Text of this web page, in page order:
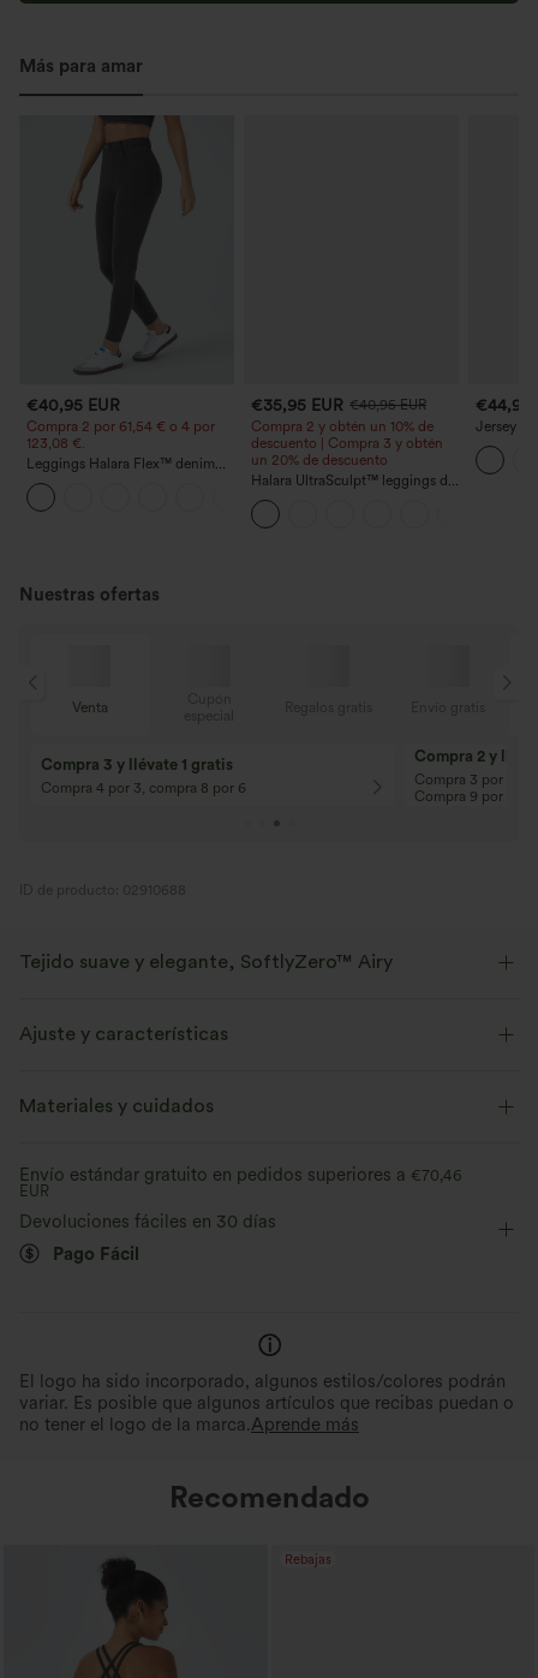
Más para amar
€40,95 EUR
Compra 2 por 61,54 € o 4 por
123,08 €.
Leggings Halara Flex™ denim
elásticos de tiro alto con
bolsillos
€35,95 EUR €40,95 EUR
Compra 2 y obtén un 10% de
descuento | Compra 3 y obtén
un 20% de descuento
Halara UltraSculpt™ leggings de
yoga de talle alto con cordón,
estampado de cuadros y
bolsillos
€44,95
Jersey
con
Nuestras ofertas
Venta
Compra 3 y llévate 1 gratis
Compra 4 por 3, compra 8 por 6
Compra 2 y
Compra 3 por 2,
Compra 9 por 6
ID de producto: 02910688
Tejido suave y elegante, SoftlyZero™ Airy
fresco al tacto.
Ajuste y características
Corte recto Con bolsillos
Materiales y cuidados
Envío estándar gratuito en pedidos superiores a €70,46
EUR
Devoluciones fáciles en 30 días
Pago Fácil
El logo ha sido incorporado, algunos estilos/colores podrán
variar. Es posible que algunos artículos que recibas puedan o
no tener el logo de la marca.Aprende más
Recomendado
Rebajas